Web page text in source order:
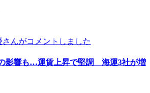
さんがコメントしました
影響も…運賃上昇で堅調 海運3社が増